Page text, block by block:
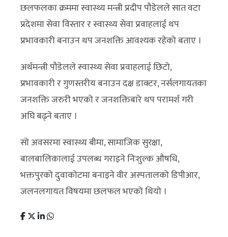
छलफलका क्रममा स्वास्थ्य मन्त्री प्रदीप पौडेलले सात वटा
प्रदेशमा सेवा विस्तार र स्वास्थ्य सेवा प्रवाहलाई थप
प्रभावकारी बनाउन थप जनशक्ति आवश्यक रहेको बताए ।
अर्थमन्त्री पौडेलले स्वास्थ्य सेवा प्रवाहलाई छिटो,
प्रभावकारी र गुणस्तरीय बनाउन दक्ष डाक्टर, नर्सलगायतका
जनशक्ति जरुरी भएको र जनशक्तिबारे थप परामर्श गरी
अघि बढ्ने बताए ।
सो अवसरमा स्वास्थ्य बीमा, सामाजिक सुरक्षा,
बालबालिकालाई उपलब्ध गराइने निःशुल्क औषधि,
भक्तपुरको दुवाकोटमा बनाइने वीर अस्पतालको डिपीआर,
जलनलगायत विषयमा छलफल भएको थियो ।